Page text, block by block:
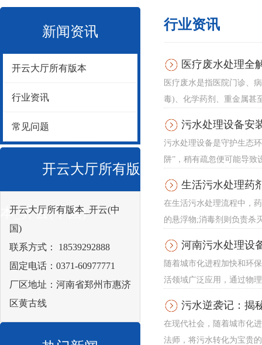
新闻资讯
开云大厅所有版本
行业资讯
常见问题
开云大厅所有版
本_开云(中国)
开云大厅所有版本_开云(中
国)
联系方式： 18539292888
固定电话：0371-60977771
厂区地址：河南省郑州市惠济
区黄古线
行业资讯
医疗废水处理全
医疗废水是指医院门诊、
毒)、化学药剂、重金属甚
污水处理设备安
污水处理设备是守护生态
阱”，稍有疏忽便可能导
生活污水处理药
在生活污水处理流程中，
的悬浮物;消毒剂则负责杀
河南污水处理设
随着城市化进程加快和环
活领域广泛应用，通过物
污水逆袭记：揭
在现代社会，随着城市化
法师，将污水转化为宝贵